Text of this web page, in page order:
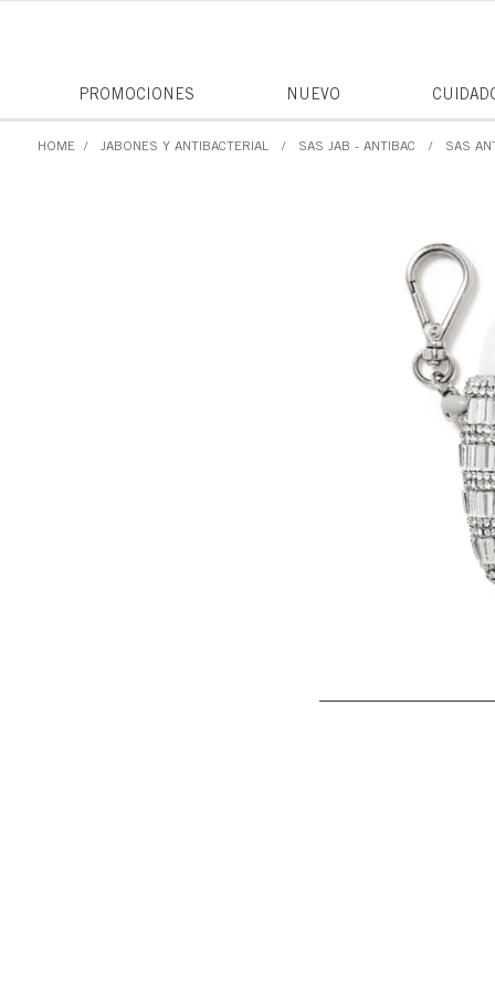
PROMOCIONES NUEVO
JABONES Y ANTIBACTERIAL SAS JAB - ANTIBAC SAS